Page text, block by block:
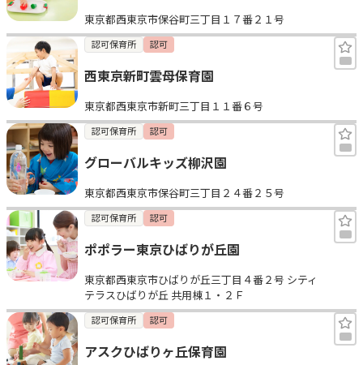
東京都西東京市保谷町三丁目１７番２１号
認可保育所 認可
西東京新町雲母保育園
東京都西東京市新町三丁目１１番６号
認可保育所 認可
グローバルキッズ柳沢園
東京都西東京市保谷町三丁目２４番２５号
認可保育所 認可
ポポラー東京ひばりが丘園
東京都西東京市ひばりが丘三丁目４番２号 シティ
テラスひばりが丘 共用棟１・２Ｆ
認可保育所 認可
アスクひばりヶ丘保育園